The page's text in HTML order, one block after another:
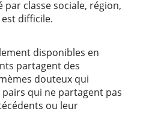
classe sociale, région,
difficile.
disponibles en
partagent des
douteux qui
qui ne partagent pas
ou leur